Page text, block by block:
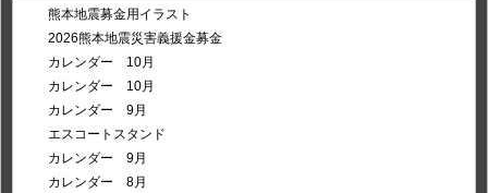
熊本地震募金用イラスト
2026熊本地震災害義援金募金
カレンダー 10月
カレンダー 10月
カレンダー 9月
エスコートスタンド
カレンダー 9月
カレンダー 8月